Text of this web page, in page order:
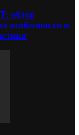
обзор
особенности и